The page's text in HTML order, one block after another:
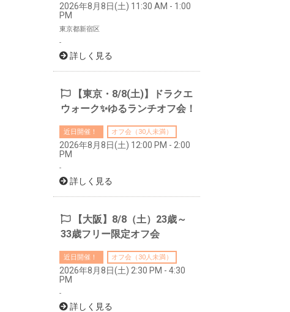
2026年8月8日(土) 11:30 AM - 1:00
PM
東京都新宿区
-
詳しく見る
【東京・8/8(土)】ドラクエ
ウォーク✨ゆるランチオフ会！
近日開催！ オフ会（30人未満）
2026年8月8日(土) 12:00 PM - 2:00
PM
-
詳しく見る
【大阪】8/8（土）23歳～
33歳フリー限定オフ会
近日開催！ オフ会（30人未満）
2026年8月8日(土) 2:30 PM - 4:30
PM
-
詳しく見る